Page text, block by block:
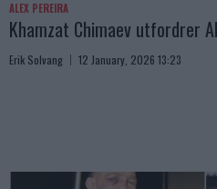
ALEX PEREIRA
Khamzat Chimaev utfordrer
Erik Solvang 12 January, 2026 13:23